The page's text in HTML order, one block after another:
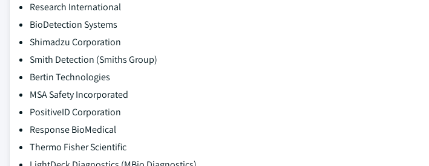
Research International
BioDetection Systems
Shimadzu Corporation
Smith Detection (Smiths Group)
Bertin Technologies
MSA Safety Incorporated
PositiveID Corporation
Response BioMedical
Thermo Fisher Scientific